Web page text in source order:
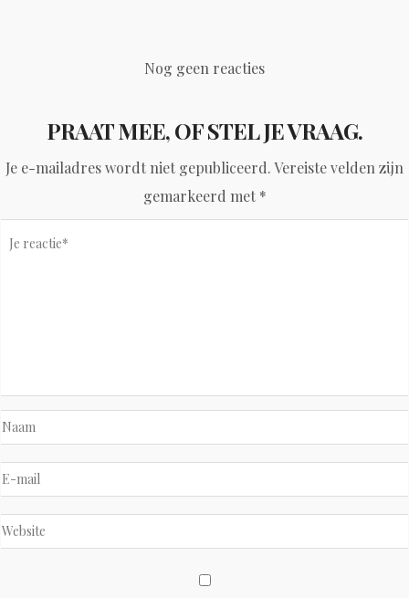
Nog geen reacties
PRAAT MEE, OF STEL JE VRAAG.
Je e-mailadres wordt niet gepubliceerd.Vereiste velden zijn
gemarkeerd met *